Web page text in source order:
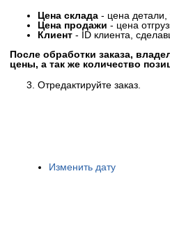
Цена склада- цена детали,
Цена продажи - цена
Клиент- ID клиента,
После обработки заказа,
цены, а так же количество
Отредактируйте заказ.
Изменить дату